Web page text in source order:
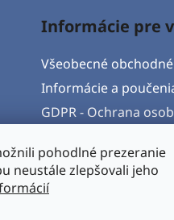
pohodlné prezeranie
neustále zlepšovali jeho
Informácie pre
Všeobecné
Informácie a
GDPR - Ochrana
Postup pri vytknutí
Napíšte nám